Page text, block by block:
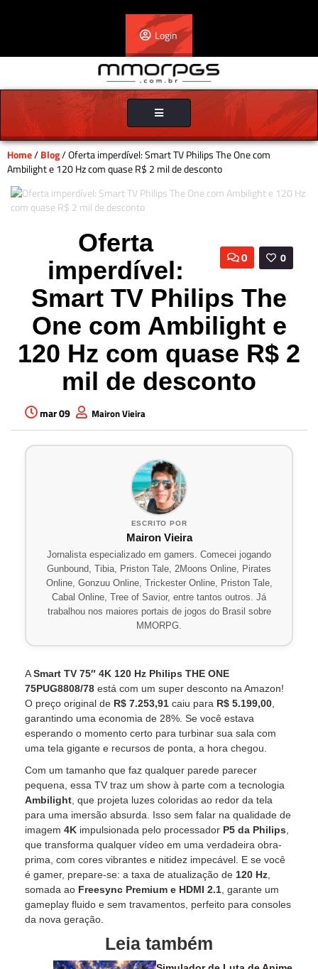
Login
Toggle
navigation
Home/Blog/ Oferta imperdível: Smart TV Philips The One com
Ambilight e 120 Hz com quase R$ 2 mil de desconto
0
0
Oferta
imperdível:
Smart TV Philips The
One com Ambilight e
120 Hz com quase R$ 2
mil de desconto
mar 09 Mairon Vieira
ESCRITO POR
Mairon Vieira
Jornalista especializado em gamers. Comecei jogando
Gunbound, Tibia, Priston Tale, 2Moons Online, Pirates
Online, Gonzuu Online, Trickester Online, Priston Tale,
Cabal Online, Tree of Savior, entre tantos outros. Já
trabalhou nos maiores portais de jogos do Brasil sobre
MMORPG.
ASmart TV 75″ 4K 120 Hz Philips THE ONE
75PUG8808/78 está com um super desconto na Amazon!
O preço original de R$ 7.253,91 caiu para R$ 5.199,00
garantindo uma economia de 28%. Se você estava
esperando o momento certo para turbinar sua sala com
uma tela gigante e recursos de ponta, a hora chegou.
Com um tamanho que faz qualquer parede parecer
pequena, essa TV traz um show à parte com a tecnologia
Ambilight , que projeta luzes coloridas ao redor da tela
para uma imersão absurda. Isso sem falar na qualidade de
imagem 4K impulsionada pelo processador P5 da Philips
que transforma qualquer vídeo em uma verdadeira obra-
prima, com cores vibrantes e nitidez impecável. E se você
é gamer, prepare-se: a taxa de atualização de 120 Hz
somada ao Freesync Premium e HDMI 2.1 , garante um
gameplay fluido e sem travamentos, perfeito para consoles
da nova geração.
Leia também